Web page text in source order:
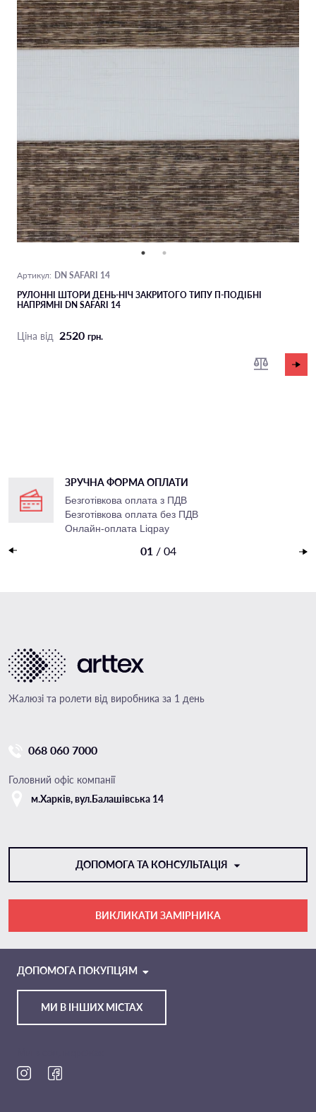
Артикул: DN SAFARI 14
РУЛОННІ ШТОРИ ДЕНЬ-НІЧ ЗАКРИТОГО ТИПУ П-ПОДIБНІ
НАПРЯМНІ DN SAFARI 14
Ціна від 2520 грн.
ЗРУЧНА ФОРМА ОПЛАТИ
Безготівкова оплата з ПДВ
Безготівкова оплата без ПДВ
Онлайн-оплата Liqpay
01 / 04
Жалюзі та ролети від виробника за 1 день
068 060 7000
Головний офіс компанії
м.Харкiв, вул.Балашівська 14
ДОПОМОГА ТА КОНСУЛЬТАЦІЯ
TELEGRAM
ВИКЛИКАТИ ЗАМІРНИКА
МИ В ІНШИХ МІСТАХ
ДОПОМОГА ПОКУПЦЯМ